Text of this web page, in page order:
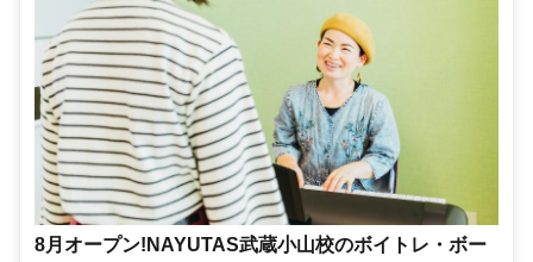
8月オープン!NAYUTAS武蔵小山校のボイトレ・ボー